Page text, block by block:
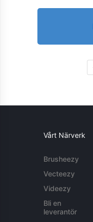
Vårt Närverk
Brusheezy
Vecteezy
Videezy
Bli en
leverantör